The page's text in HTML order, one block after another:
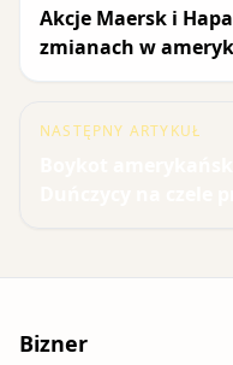
Akcje Maersk i
zmianach w
NASTĘPNY ARTYKUŁ
Bizner